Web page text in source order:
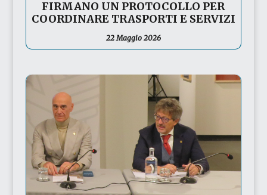
FIRMANO UN PROTOCOLLO PER
COORDINARE TRASPORTI E SERVIZI
22 Maggio 2026